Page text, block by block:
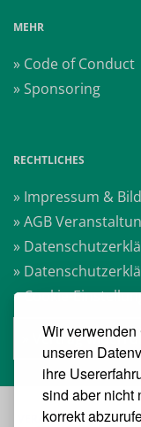
Wir
unseren
ihre
sind aber nicht
korrekt
MEHR
» Code of Conduct
» Sponsoring
RECHTLICHES
» Impressum &
» AGB
»
»
» Cookie-
» Vertrag
VERANSTALTER: